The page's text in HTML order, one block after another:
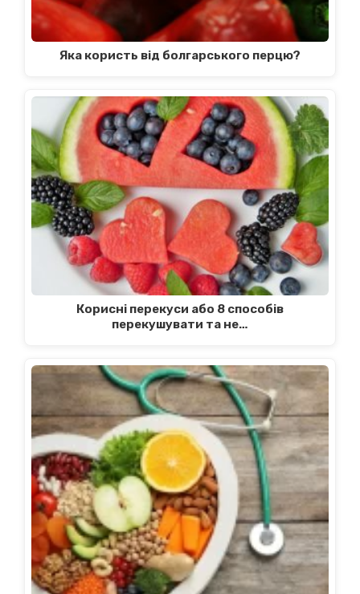
Яка користь від болгарського перцю?
Корисні перекуси або 8 способів
перекушувати та не…